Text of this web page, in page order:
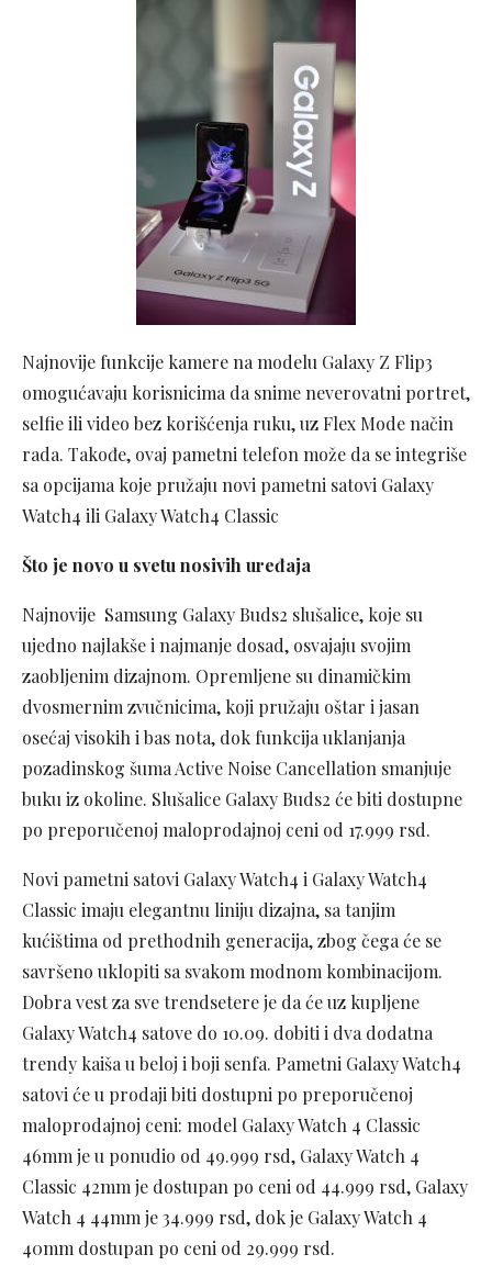
Najnovije funkcije kamere na modelu Galaxy Z Flip3
omogućavaju korisnicima da snime neverovatni portret,
selfie ili video bez korišćenja ruku, uz Flex Mode način
rada. Takođe, ovaj pametni telefon može da se integriše
sa opcijama koje pružaju novi pametni satovi Galaxy
Watch4 ili Galaxy Watch4 Classic
Što je novo u svetu nosivih uređaja
Najnovije Samsung Galaxy Buds2 slušalice, koje su
ujedno najlakše i najmanje dosad, osvajaju svojim
zaobljenim dizajnom. Opremljene su dinamičkim
dvosmernim zvučnicima, koji pružaju oštar i jasan
osećaj visokih i bas nota, dok funkcija uklanjanja
pozadinskog šuma Active Noise Cancellation smanjuje
buku iz okoline. Slušalice Galaxy Buds2 će biti dostupne
po preporučenoj maloprodajnoj ceni od 17.999 rsd.
Novi pametni satovi Galaxy Watch4 i Galaxy Watch4
Classic imaju elegantnu liniju dizajna, sa tanjim
kućištima od prethodnih generacija, zbog čega će se
savršeno uklopiti sa svakom modnom kombinacijom.
Dobra vest za sve trendsetere je da će uz kupljene
Galaxy Watch4 satove do 10.09. dobiti i dva dodatna
trendy kaiša u beloj i boji senfa. Pametni Galaxy Watch4
satovi će u prodaji biti dostupni po preporučenoj
maloprodajnoj ceni: model Galaxy Watch 4 Classic
46mm je u ponudio od 49.999 rsd, Galaxy Watch 4
Classic 42mm je dostupan po ceni od 44.999 rsd, Galaxy
Watch 4 44mm je 34.999 rsd, dok je Galaxy Watch 4
40mm dostupan po ceni od 29.999 rsd.